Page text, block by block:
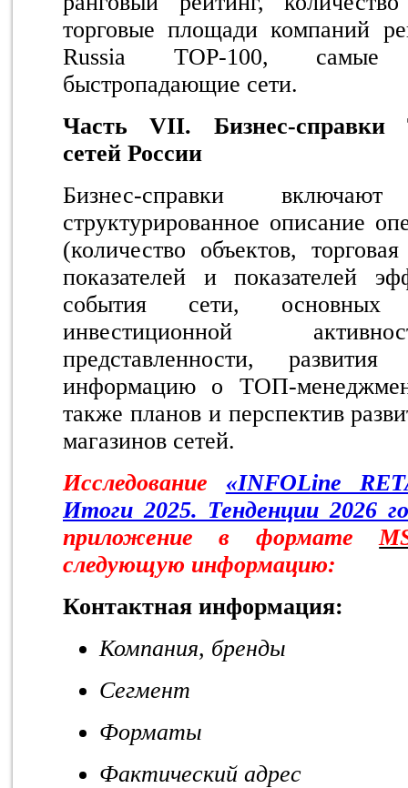
торговые площади компаний
Russia TOP-100, самые
быстропадающие сети.
Часть VII. Бизнес-справки
сетей России
Бизнес-справки включают
структурированное описание
(количество объектов,
показателей и показателей
события сети, основных
инвестиционной
представленности,
информацию о ТОП-
также планов и перспектив
магазинов сетей.
Исследование
«INFOLine
Итоги 2025. Тенденции 2026
приложение в формате
следующую информацию:
Контактная информация:
Компания, бренды
Сегмент
Форматы
Фактический адрес